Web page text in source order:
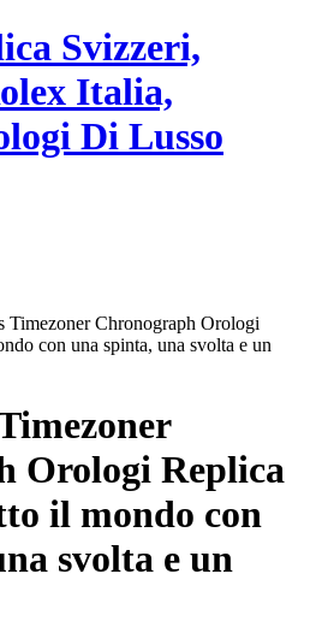
Svizzeri,
Italia,
Di Lusso
Timezoner Chronograph Orologi
con una spinta, una svolta e un
Orologi Replica
il mondo con
svolta e un